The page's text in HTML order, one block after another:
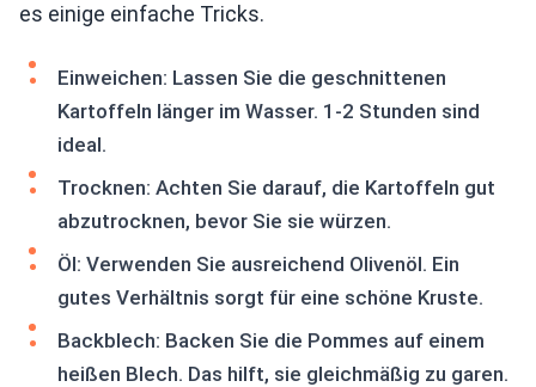
es einige einfache Tricks.
Einweichen: Lassen Sie die geschnittenen
Kartoffeln länger im Wasser. 1-2 Stunden sind
ideal.
Trocknen: Achten Sie darauf, die Kartoffeln gut
abzutrocknen, bevor Sie sie würzen.
Öl: Verwenden Sie ausreichend Olivenöl. Ein
gutes Verhältnis sorgt für eine schöne Kruste.
Backblech: Backen Sie die Pommes auf einem
heißen Blech. Das hilft, sie gleichmäßig zu garen.